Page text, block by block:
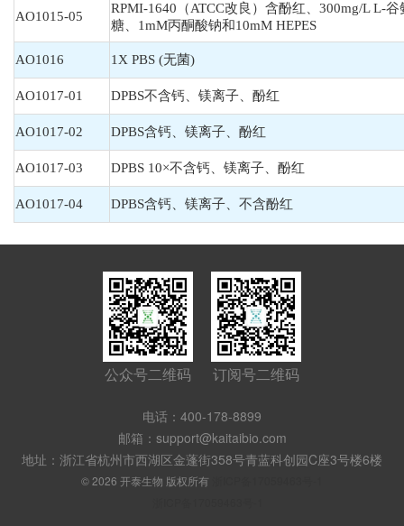
AO1015-05
RPMI-1640（ATCC改良）含酚红、300mg/L L-
糖、1mM丙酮酸钠和10mM HEPES
AO1016 1X PBS (无菌)
AO1017-01 DPBS不含钙、镁离子、酚红
AO1017-02 DPBS含钙、镁离子、酚红
AO1017-03 DPBS 10×不含钙、镁离子、酚红
AO1017-04 DPBS含钙、镁离子、不含酚红
公众号二维码 订阅号二维码
电话：400-178-8899
邮箱：support@kaitaibio.com
地址：浙江省杭州市西湖区金蓬街358号青蓝科创园C座3号楼6楼
© 2026 开泰生物 版权所有